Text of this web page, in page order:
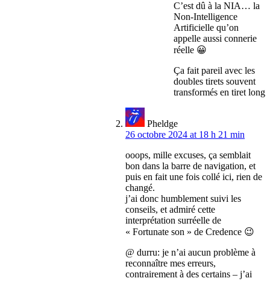
C’est dû à la NIA… la
Non-Intelligence
Artificielle qu’on
appelle aussi connerie
réelle 😀
Ça fait pareil avec les
doubles tirets souvent
transformés en tiret long
Pheldge
26 octobre 2024 at 18 h 21 min
ooops, mille excuses, ça semblait
bon dans la barre de navigation, et
puis en fait une fois collé ici, rien de
changé.
j’ai donc humblement suivi les
conseils, et admiré cette
interprétation surréelle de
« Fortunate son » de Credence 😉
@ durru: je n’ai aucun problème à
reconnaître mes erreurs,
contrairement à des certains – j’ai